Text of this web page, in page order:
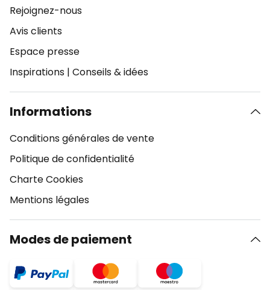
Rejoignez-nous
Avis clients
Espace presse
Inspirations | Conseils & idées
Informations
Conditions générales de vente
Politique de confidentialité
Charte Cookies
Mentions légales
Modes de paiement